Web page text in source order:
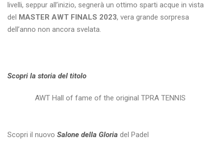
livelli, seppur all’inizio, segnerà un ottimo sparti acque in vista
del MASTER AWT FINALS 2023, vera grande sorpresa
dell’anno non ancora svelata.
Scopri la storia del titolo
AWT Hall of fame of the original TPRA TENNIS
Scopri il nuovo Salone della Gloria del Padel